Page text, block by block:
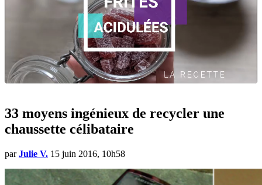
33 moyens ingénieux de recycler une
chaussette célibataire
par Julie V. 15 juin 2016, 10h58